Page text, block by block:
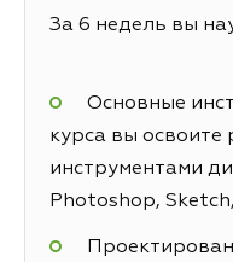
За 6 недель вы
Основные
курса вы освоите
инструментами
Photoshop,